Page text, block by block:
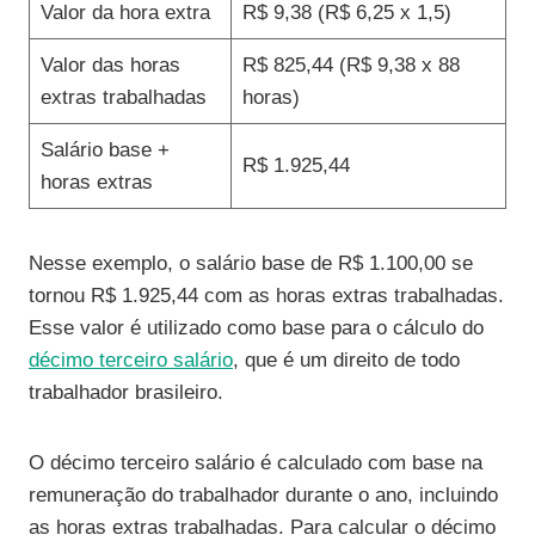
Valor da hora extra R$ 9,38 (R$ 6,25 x 1,5)
Valor das horas
extras trabalhadas
R$ 825,44 (R$ 9,38 x 88
horas)
Salário base +
horas extras
R$ 1.925,44
Nesse exemplo, o salário base de R$ 1.100,00 se
tornou R$ 1.925,44 com as horas extras trabalhadas.
Esse valor é utilizado como base para o cálculo do
décimo terceiro salário, que é um direito de todo
trabalhador brasileiro.
O décimo terceiro salário é calculado com base na
remuneração do trabalhador durante o ano, incluindo
as horas extras trabalhadas. Para calcular o décimo